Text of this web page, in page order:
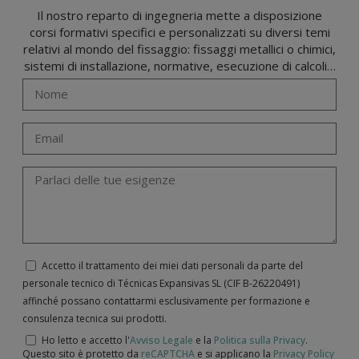
Il nostro reparto di ingegneria mette a disposizione
corsi formativi specifici e personalizzati su diversi temi
relativi al mondo del fissaggio: fissaggi metallici o chimici,
sistemi di installazione, normative, esecuzione di calcoli…
Accetto il trattamento dei miei dati personali da parte del
personale tecnico di Técnicas Expansivas SL (CIF B-­26220491)
affinché possano contattarmi esclusivamente per formazione e
consulenza tecnica sui prodotti.
Ho letto e accetto l'Avviso Legale e la Politica sulla Privacy.
Questo sito è protetto da reCAPTCHA e si applicano la Privacy Policy